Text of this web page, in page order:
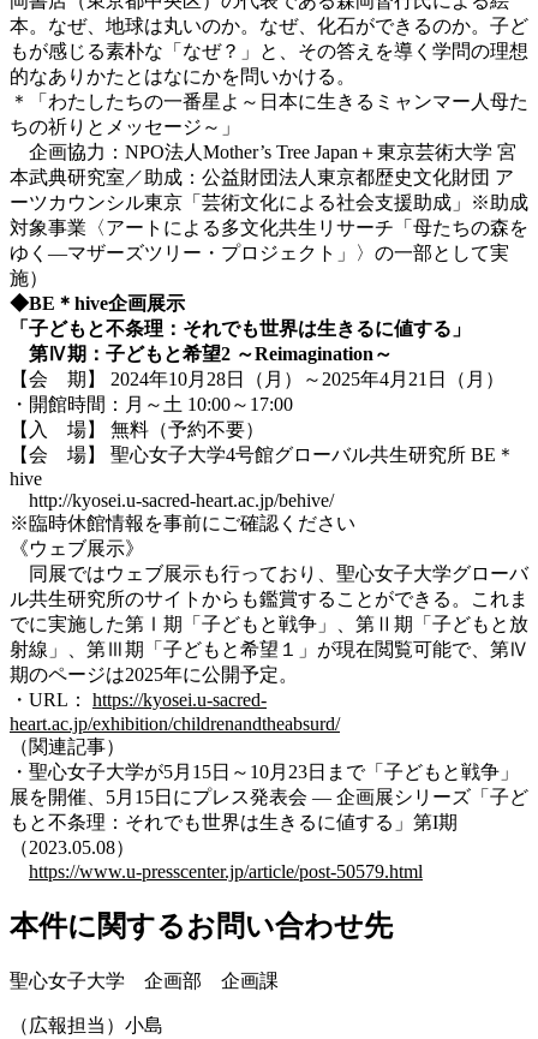
本。なぜ、地球は丸いのか。なぜ、化石ができるのか。子ど
もが感じる素朴な「なぜ？」と、その答えを導く学問の理想
的なありかたとはなにかを問いかける。
＊「わたしたちの一番星よ～日本に生きるミャンマー人母た
ちの祈りとメッセージ～」
企画協力：NPO法人Mother’s Tree Japan＋東京芸術大学 宮
本武典研究室／助成：公益財団法人東京都歴史文化財団 ア
ーツカウンシル東京「芸術文化による社会支援助成」※助成
対象事業〈アートによる多文化共生リサーチ「母たちの森を
ゆく―マザーズツリー・プロジェクト」〉の一部として実
施）
◆BE＊hive企画展示
「子どもと不条理：それでも世界は生きるに値する」
第Ⅳ期：子どもと希望2 ～Reimagination～
【会 期】 2024年10月28日（月）～2025年4月21日（月）
・開館時間：月～土 10:00～17:00
【入 場】 無料（予約不要）
【会 場】 聖心女子大学4号館グローバル共生研究所 BE＊
hive
http://kyosei.u-sacred-heart.ac.jp/behive/
※臨時休館情報を事前にご確認ください
《ウェブ展示》
同展ではウェブ展示も行っており、聖心女子大学グローバ
ル共生研究所のサイトからも鑑賞することができる。これま
でに実施した第Ⅰ期「子どもと戦争」、第Ⅱ期「子どもと放
射線」、第Ⅲ期「子どもと希望１」が現在閲覧可能で、第Ⅳ
期のページは2025年に公開予定。
・URL： https://kyosei.u-sacred-
heart.ac.jp/exhibition/childrenandtheabsurd/
（関連記事）
・聖心女子大学が5月15日～10月23日まで「子どもと戦争」
展を開催、5月15日にプレス発表会 — 企画展シリーズ「子ど
もと不条理：それでも世界は生きるに値する」第I期
（2023.05.08）
https://www.u-presscenter.jp/article/post-50579.html
本件に関するお問い合わせ先
聖心女子大学 企画部 企画課
（広報担当）小島